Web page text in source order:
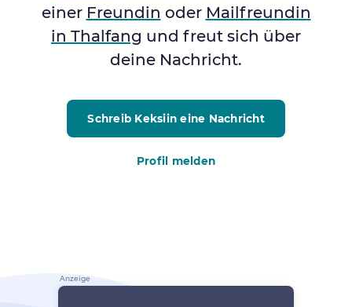
einer Freundin oder Mailfreundin
in Thalfang und freut sich über
deine Nachricht.
Schreib Keksiin eine Nachricht
Profil melden